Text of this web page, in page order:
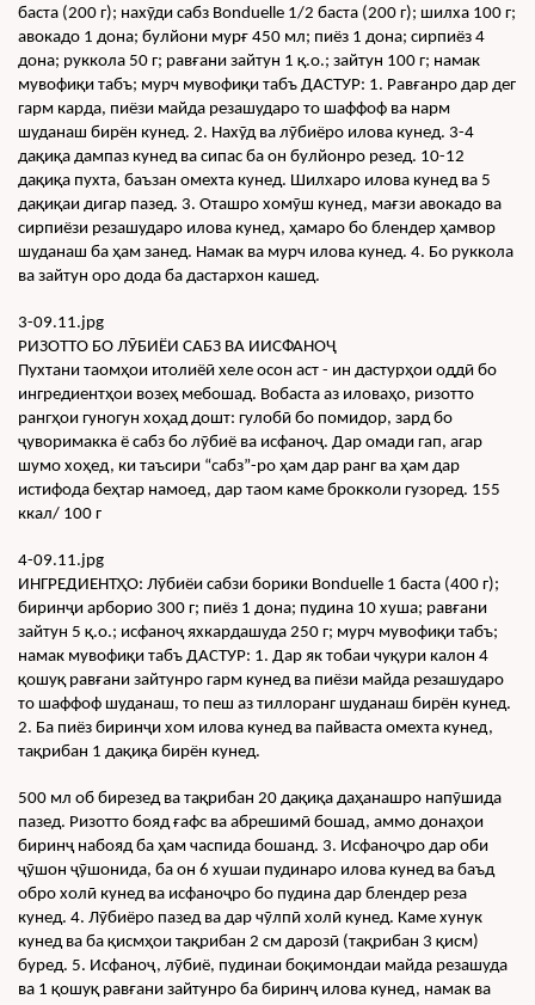
баста (200 г); нахӯди сабз Bonduelle 1/2 баста (200 г); шилха 100 г;
авокадо 1 дона; булйони мурғ 450 мл; пиёз 1 дона; сирпиёз 4
дона; руккола 50 г; равғани зайтун 1 қ.о.; зайтун 100 г; намак
мувофиқи табъ; мурч мувофиқи табъ ДАСТУР: 1. Равғанро дар дег
гарм карда, пиёзи майда резашударо то шаффоф ва нарм
шуданаш бирён кунед. 2. Нахӯд ва лӯбиёро илова кунед. 3-4
дақиқа дампаз кунед ва сипас ба он булйонро резед. 10-12
дақиқа пухта, баъзан омехта кунед. Шилхаро илова кунед ва 5
дақиқаи дигар пазед. 3. Оташро хомӯш кунед, мағзи авокадо ва
сирпиёзи резашударо илова кунед, ҳамаро бо блендер ҳамвор
шуданаш ба ҳам занед. Намак ва мурч илова кунед. 4. Бо руккола
ва зайтун оро дода ба дастархон кашед.
3-09.11.jpg
РИЗОТТО БО ЛӮБИЁИ САБЗ ВА ИИСФАНОҶ
Пухтани таомҳои итолиёӣ хеле осон аст - ин дастурҳои оддӣ бо
ингредиентҳои возеҳ мебошад. Вобаста аз иловаҳо, ризотто
рангҳои гуногун хоҳад дошт: гулобӣ бо помидор, зард бо
ҷуворимакка ё сабз бо лӯбиё ва исфаноҷ. Дар омади гап, агар
шумо хоҳед, ки таъсири “сабз”-ро ҳам дар ранг ва ҳам дар
истифода беҳтар намоед, дар таом каме брокколи гузоред. 155
ккал/ 100 г
4-09.11.jpg
ИНГРЕДИЕНТҲО: Лӯбиёи сабзи борики Bonduelle 1 баста (400 г);
биринҷи арборио 300 г; пиёз 1 дона; пудина 10 хуша; равғани
зайтун 5 қ.о.; исфаноҷ яхкардашуда 250 г; мурч мувофиқи табъ;
намак мувофиқи табъ ДАСТУР: 1. Дар як тобаи чуқури калон 4
қошуқ равғани зайтунро гарм кунед ва пиёзи майда резашударо
то шаффоф шуданаш, то пеш аз тиллоранг шуданаш бирён кунед.
2. Ба пиёз биринҷи хом илова кунед ва пайваста омехта кунед,
тақрибан 1 дақиқа бирён кунед.
500 мл об бирезед ва тақрибан 20 дақиқа даҳанашро напӯшида
пазед. Ризотто бояд ғафс ва абрешимӣ бошад, аммо донаҳои
биринҷ набояд ба ҳам часпида бошанд. 3. Исфаноҷро дар оби
ҷӯшон ҷӯшонида, ба он 6 хушаи пудинаро илова кунед ва баъд
обро холӣ кунед ва исфаноҷро бо пудина дар блендер реза
кунед. 4. Лӯбиёро пазед ва дар чӯлпӣ холӣ кунед. Каме хунук
кунед ва ба қисмҳои тақрибан 2 см дарозӣ (тақрибан 3 қисм)
буред. 5. Исфаноҷ, лӯбиё, пудинаи боқимондаи майда резашуда
ва 1 қошуқ равғани зайтунро ба биринҷ илова кунед, намак ва